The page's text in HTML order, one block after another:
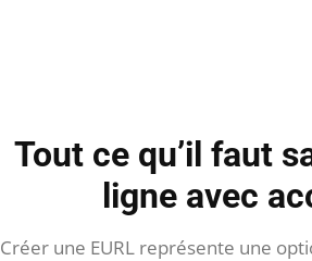
Tout ce qu’il faut
ligne avec
Créer une EURL représente une